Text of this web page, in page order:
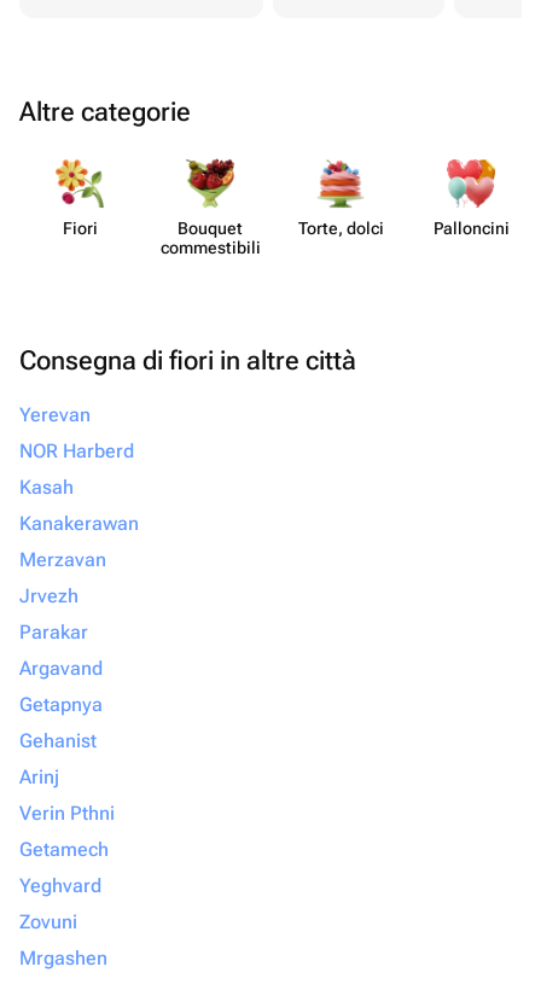
Altre categorie
Fiori
Bouquet
commes​tibili
Torte, dolci Pall​oncini
Consegna di fiori in altre città
Yerevan
NOR Harberd
Kasah
Kanakerawan
Merzavan
Jrvezh
Parakar
Argavand
Getapnya
Gehanist
Arinj
Verin Pthni
Getamech
Yeghvard
Zovuni
Mrgashen